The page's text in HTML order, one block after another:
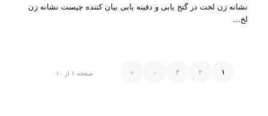
نشانه زن لخت در گنج یابی و دفینه یابی بیان کننده چیست نشانه زن
لخ…
صفحه ۱ از ۱۰ ۱ ۲ ۳ ›
»